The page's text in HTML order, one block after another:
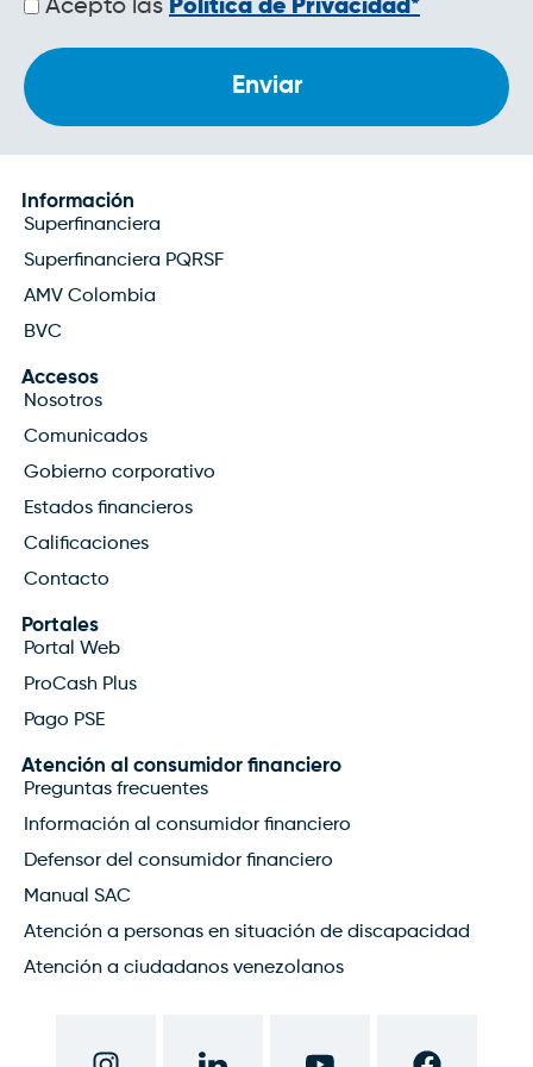
de
Acepto las Política de Privacidad*
Información
Superfinanciera
Superfinanciera PQRSF
AMV Colombia
BVC
Accesos
Nosotros
Comunicados
Gobierno corporativo
Estados financieros
Calificaciones
Contacto
Portales
Portal Web
ProCash Plus
Pago PSE
Atención al consumidor financiero
Preguntas frecuentes
Información al consumidor financiero
Defensor del consumidor financiero
Manual SAC
Atención a personas en situación de discapacidad
Atención a ciudadanos venezolanos